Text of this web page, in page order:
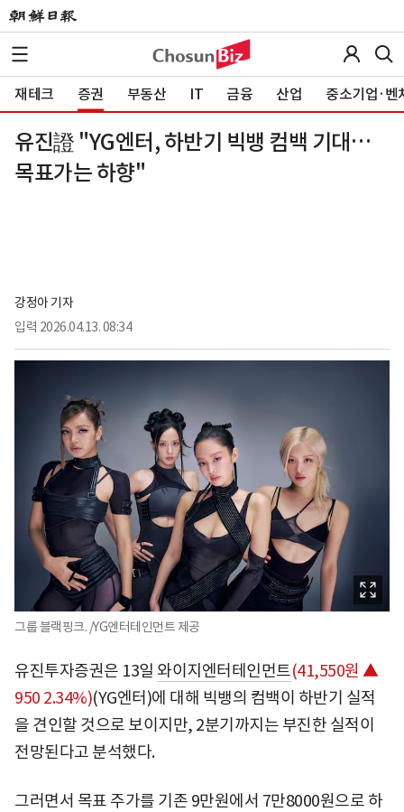
재테크 증권 부동산 IT 금융 산업 중소기업·벤
유진證 "YG엔터, 하반기 빅뱅 컴백 기대…
목표가는 하향"
강정아 기자
입력 2026.04.13. 08:34
그룹 블랙핑크. /YG엔터테인먼트 제공
유진투자증권은 13일 와이지엔터테인먼트(41,550원 ▲
950 2.34%)(YG엔터)에 대해 빅뱅의 컴백이 하반기 실적
을 견인할 것으로 보이지만, 2분기까지는 부진한 실적이
전망된다고 분석했다.
그러면서 목표 주가를 기존 9만원에서 7만8000원으로 하